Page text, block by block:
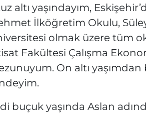
altı yaşındayım,
İlköğretim Okulu,
olmak üzere tüm
Fakültesi Çalışma
On altı
buçuk yaşında Aslan